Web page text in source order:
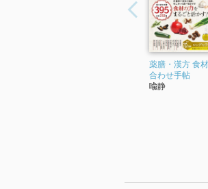
薬膳・漢方 食
合わせ手帖
喩静